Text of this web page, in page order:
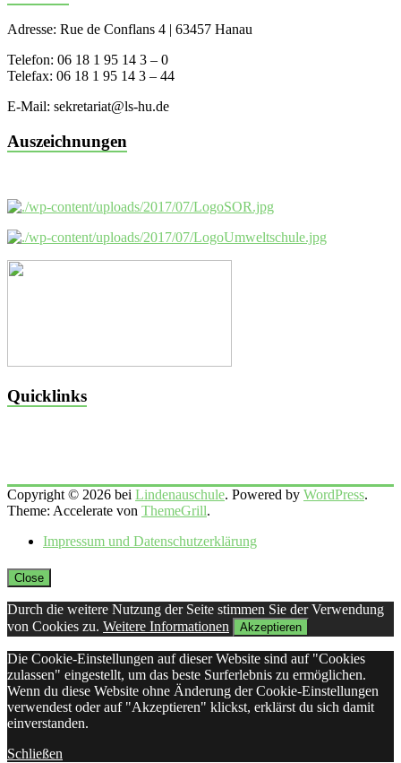
Adresse: Rue de Conflans 4 | 63457 Hanau
Telefon: 06 18 1 95 14 3 – 0
Telefax: 06 18 1 95 14 3 – 44
E-Mail: sekretariat@ls-hu.de
Auszeichnungen
Quicklinks
Copyright © 2026 bei Lindenauschule. Powered by WordPress.
Theme: Accelerate von ThemeGrill.
Impressum und Datenschutzerklärung
Close
Durch die weitere Nutzung der Seite stimmen Sie der Verwendung
von Cookies zu. Weitere Informationen Akzeptieren
Die Cookie-Einstellungen auf dieser Website sind auf "Cookies
zulassen" eingestellt, um das beste Surferlebnis zu ermöglichen.
Wenn du diese Website ohne Änderung der Cookie-Einstellungen
verwendest oder auf "Akzeptieren" klickst, erklärst du sich damit
einverstanden.
Schließen